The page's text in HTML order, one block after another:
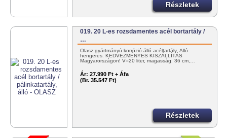
Részletek
019. 20 L-es rozsdamentes acél bortartály /
…
Olasz gyártmányú korrózió-álló acéltartály. Álló
hengeres. KEDVEZMÉNYES KISZÁLLÍTÁS
Magyarországon! V=20 liter, magasság: 36 cm,…
Ár: 27.990 Ft + Áfa
(Br. 35.547 Ft)
Részletek